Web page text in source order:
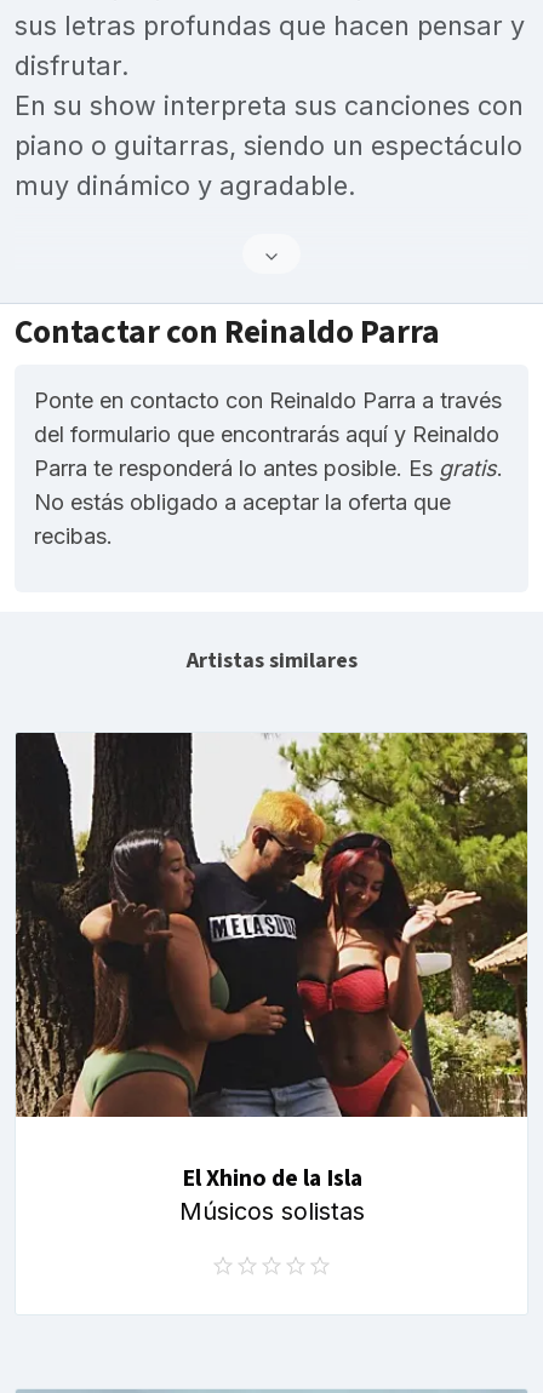
sus letras profundas que hacen pensar y
disfrutar.
En su show interpreta sus canciones con
piano o guitarras, siendo un espectáculo
muy dinámico y agradable.
Contactar con Reinaldo Parra
Ponte en contacto con Reinaldo Parra a través
del formulario que encontrarás aquí y Reinaldo
Parra te responderá lo antes posible. Es gratis.
No estás obligado a aceptar la oferta que
recibas.
Artistas similares
El Xhino de la Isla
Músicos solistas